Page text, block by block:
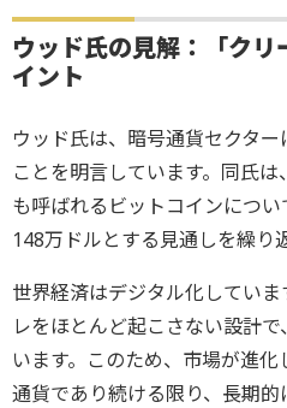
ウッド氏の見解：
「ク
イント
ウッド氏は、暗号通貨セクタ
ことを明言しています。同氏
も呼ばれるビットコインにつ
148万ドルとする見通しを繰り
世界経済はデジタル化してい
レをほとんど起こさない設計
います。このため、市場が進
通貨であり続ける限り、長期